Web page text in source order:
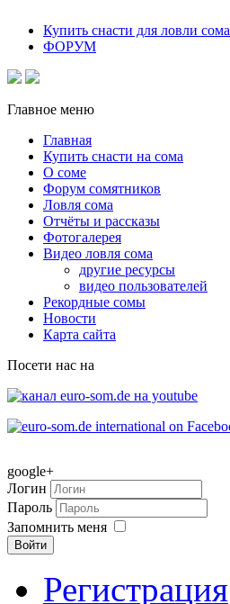
Купить снасти для ловли сома
ФОРУМ
Главное меню
Главная
Купить снасти на сома
О соме
Форум сомятников
Ловля сома
Отчёты и рассказы
Фотогалерея
Видео ловля сома
другие ресурсы
видео пользователей
Рекордные сомы
Новости
Карта сайта
Посети нас на
google+
Логин
Пароль
Запомнить меня
Войти
Регистрация